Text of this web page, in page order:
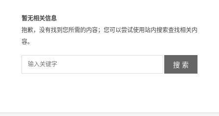
暂无相关信息
抱歉，没有找到您所需的内容；您可以尝试使用站内搜索查找相关内
容。